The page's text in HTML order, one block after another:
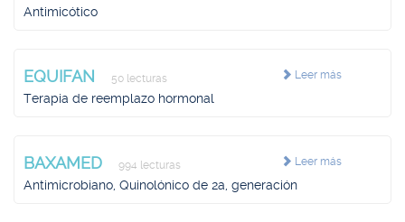
Antimicótico
Leer más
EQUIFAN 50 lecturas
Terapia de reemplazo hormonal
Leer más
BAXAMED 994 lecturas
Antimicrobiano, Quinolónico de 2a, generación